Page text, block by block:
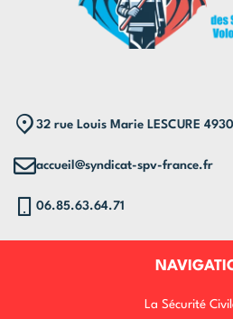
32 rue Louis Marie LESCURE
accueil@syndicat-spv-france.fr
06.85.63.64.71
La Sécurité